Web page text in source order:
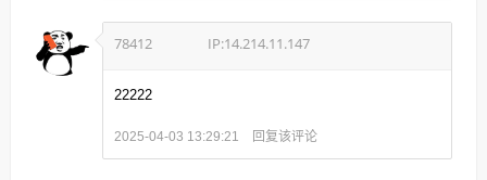
78412 IP:14.214.11.147
22222
2025-04-03 13:29:21 回复该评论